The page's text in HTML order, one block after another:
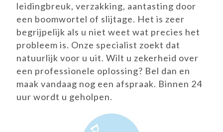
leidingbreuk, verzakking, aantasting door
een boomwortel of slijtage. Het is zeer
begrijpelijk als u niet weet wat precies het
probleem is. Onze specialist zoekt dat
natuurlijk voor u uit. Wilt u zekerheid over
een professionele oplossing? Bel dan en
maak vandaag nog een afspraak. Binnen 24
uur wordt u geholpen.